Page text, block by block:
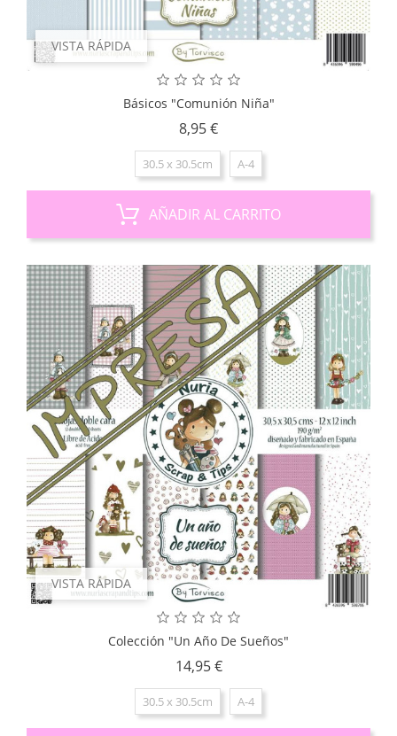
VISTA RÁPIDA
Básicos "Comunión Niña"
8,95 €Precio
30.5 x 30.5cm A-4
AÑADIR AL CARRITO
VISTA RÁPIDA
Colección "Un Año De Sueños"
14,95 €Precio
30.5 x 30.5cm A-4